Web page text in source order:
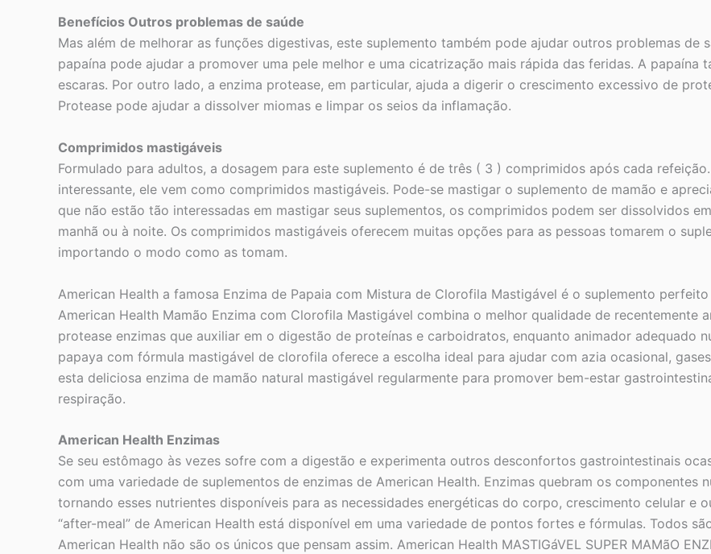
Benefícios Outros problemas de saúde
Mas além de melhorar as funções digestivas, este suplemento também pode ajudar outros problemas de
papaína pode ajudar a promover uma pele melhor e uma cicatrização mais rápida das feridas. A papaína
escaras. Por outro lado, a enzima protease, em particular, ajuda a digerir o crescimento excessivo de
Protease pode ajudar a dissolver miomas e limpar os seios da inflamação.
Comprimidos mastigáveis
Formulado para adultos, a dosagem para este suplemento é de três ( 3 ) comprimidos após cada
interessante, ele vem como comprimidos mastigáveis. Pode-se mastigar o suplemento de mamão e
que não estão tão interessadas em mastigar seus suplementos, os comprimidos podem ser dissolvidos
manhã ou à noite. Os comprimidos mastigáveis oferecem muitas opções para as pessoas tomarem o
importando o modo como as tomam.
American Health a famosa Enzima de Papaia com Mistura de Clorofila Mastigável é o suplemento
American Health Mamão Enzima com Clorofila Mastigável combina o melhor qualidade de recentemente
protease enzimas que auxiliar em o digestão de proteínas e carboidratos, enquanto animador adequado
papaya com fórmula mastigável de clorofila oferece a escolha ideal para ajudar com azia ocasional,
esta deliciosa enzima de mamão natural mastigável regularmente para promover bem-estar
respiração.
American Health Enzimas
Se seu estômago às vezes sofre com a digestão e experimenta outros desconfortos gastrointestinais
com uma variedade de suplementos de enzimas de American Health. Enzimas quebram os
tornando esses nutrientes disponíveis para as necessidades energéticas do corpo, crescimento celular e
“after-meal” de American Health está disponível em uma variedade de pontos fortes e fórmulas. Todos
American Health não são os únicos que pensam assim. American Health MASTIGáVEL SUPER MAMãO